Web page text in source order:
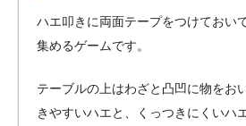
ハエ叩きに両面テープをつけておい
集めるゲームです。
テーブルの上はわざと凸凹に物をお
きやすいハエと、くっつきにくいハ